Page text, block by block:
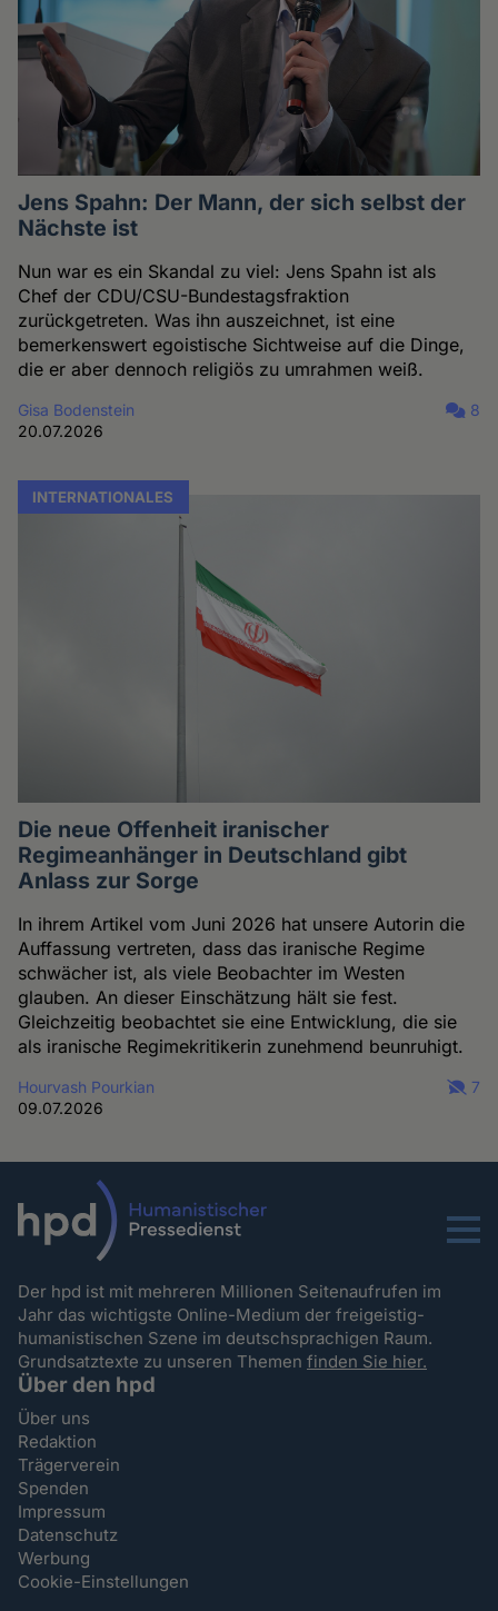
Jens Spahn: Der Mann, der sich selbst der
Nächste ist
Nun war es ein Skandal zu viel: Jens Spahn ist als
Chef der CDU/CSU-Bundestagsfraktion
zurückgetreten. Was ihn auszeichnet, ist eine
bemerkenswert egoistische Sichtweise auf die Dinge,
die er aber dennoch religiös zu umrahmen weiß.
Gisa Bodenstein
20.07.2026
8
INTERNATIONALES
Die neue Offenheit iranischer
Regimeanhänger in Deutschland gibt
Anlass zur Sorge
In ihrem Artikel vom Juni 2026 hat unsere Autorin die
Auffassung vertreten, dass das iranische Regime
schwächer ist, als viele Beobachter im Westen
glauben. An dieser Einschätzung hält sie fest.
Gleichzeitig beobachtet sie eine Entwicklung, die sie
als iranische Regimekritikerin zunehmend beunruhigt.
Hourvash Pourkian
09.07.2026
7
Menu
Der hpd ist mit mehreren Millionen Seitenaufrufen im
Jahr das wichtigste Online-Medium der freigeistig-
humanistischen Szene im deutschsprachigen Raum.
Grundsatztexte zu unseren Themenfinden Sie hier.
Über den hpd
Über uns
Redaktion
Trägerverein
Spenden
Impressum
Datenschutz
Werbung
Cookie-Einstellungen